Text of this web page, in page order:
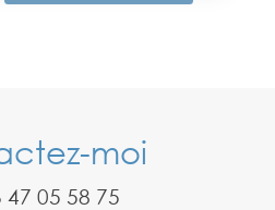
moi
47 05 58 75